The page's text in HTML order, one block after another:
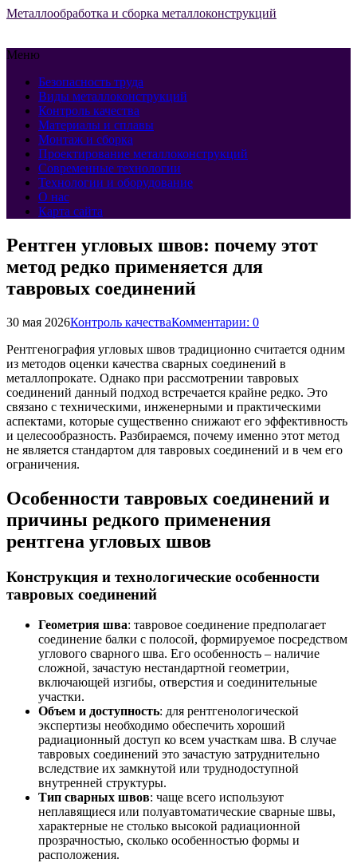
Металлообработка и сборка металлоконструкций
Меню
Безопасность труда
Виды металлоконструкций
Контроль качества
Материалы и сплавы
Монтаж и сборка
Проектирование металлоконструкций
Современные технологии
Технологии и оборудование
О нас
Карта сайта
Рентген угловых швов: почему этот
метод редко применяется для
тавровых соединений
30 мая 2026Контроль качестваКомментарии: 0
Рентгенография угловых швов традиционно считается одним
из методов оценки качества сварных соединений в
металлопрокате. Однако при рассмотрении тавровых
соединений данный подход встречается крайне редко. Это
связано с техническими, инженерными и практическими
аспектами, которые существенно снижают его эффективность
и целесообразность. Разбираемся, почему именно этот метод
не является стандартом для тавровых соединений и в чем его
ограничения.
Особенности тавровых соединений и
причины редкого применения
рентгена угловых швов
Конструкция и технологические особенности
тавровых соединений
Геометрия шва: тавровое соединение предполагает
соединение балки с полосой, формируемое посредством
углового сварного шва. Его особенность – наличие
сложной, зачастую нестандартной геометрии,
включающей изгибы, отверстия и соединительные
участки.
Объем и доступность: для рентгенологической
экспертизы необходимо обеспечить хороший
радиационный доступ ко всем участкам шва. В случае
тавровых соединений это зачастую затруднительно
вследствие их замкнутой или труднодоступной
внутренней структуры.
Тип сварных швов: чаще всего используют
неплавящиеся или полуавтоматические сварные швы,
характерные не столько высокой радиационной
прозрачностью, сколько особенностью формы и
расположения.